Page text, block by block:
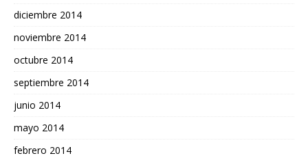
diciembre 2014
noviembre 2014
octubre 2014
septiembre 2014
junio 2014
mayo 2014
febrero 2014